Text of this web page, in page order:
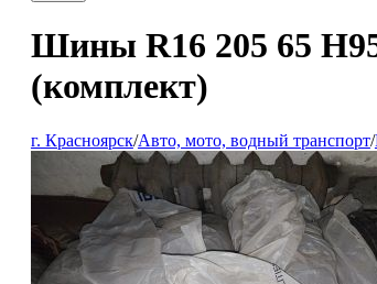
Шины R16 205 65
(комплект)
г. Красноярск/Авто, мото, водный транспорт/